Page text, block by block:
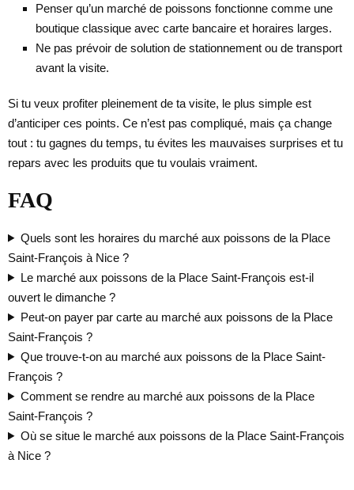
Penser qu’un marché de poissons fonctionne comme une
boutique classique avec carte bancaire et horaires larges.
Ne pas prévoir de solution de stationnement ou de transport
avant la visite.
Si tu veux profiter pleinement de ta visite, le plus simple est
d’anticiper ces points. Ce n’est pas compliqué, mais ça change
tout : tu gagnes du temps, tu évites les mauvaises surprises et tu
repars avec les produits que tu voulais vraiment.
FAQ
Quels sont les horaires du marché aux poissons de la Place
Saint-François à Nice ?
Le marché aux poissons de la Place Saint-François est-il
ouvert le dimanche ?
Peut-on payer par carte au marché aux poissons de la Place
Saint-François ?
Que trouve-t-on au marché aux poissons de la Place Saint-
François ?
Comment se rendre au marché aux poissons de la Place
Saint-François ?
Où se situe le marché aux poissons de la Place Saint-François
à Nice ?